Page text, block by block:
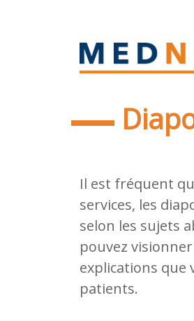
Il est fréquent
services, les
selon les sujets
pouvez
explications que
patients.